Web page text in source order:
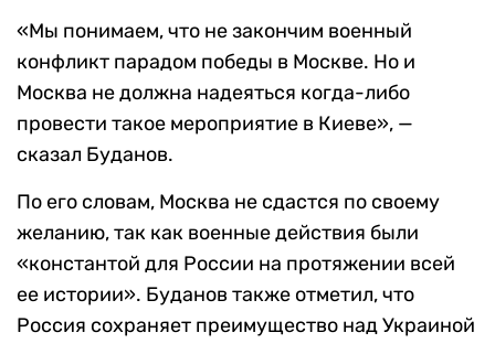
«Мы понимаем, что не закончим военный
конфликт парадом победы в Москве. Но и
Москва не должна надеяться когда-либо
провести такое мероприятие в Киеве», —
сказал Буданов.
По его словам, Москва не сдастся по своему
желанию, так как военные действия были
«константой для России на протяжении всей
ее истории». Буданов также отметил, что
Россия сохраняет преимущество над Украиной